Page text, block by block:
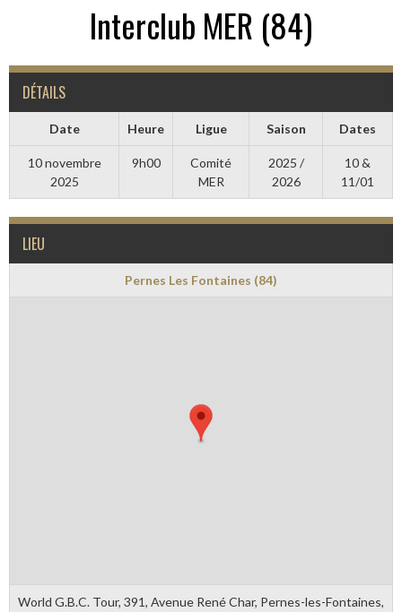
Interclub MER (84)
DÉTAILS
Date Heure Ligue Saison Dates
10 novembre
2025
9h00
Comité
MER
2025 /
2026
10 &
11/01
LIEU
Pernes Les Fontaines (84)
World G.B.C. Tour, 391, Avenue René Char, Pernes-les-Fontaines,